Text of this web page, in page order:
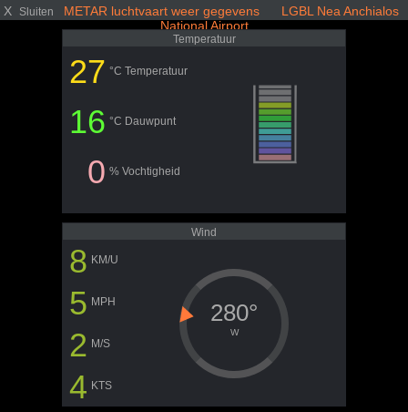
X Sluiten
METAR luchtvaart weer gegevens LGBL Nea Anchialos
National Airport
Temperatuur
27 °C Temperatuur
16 °C Dauwpunt
0 % Vochtigheid
Wind
8 KM/U
5 MPH
2 M/S
4 KTS
280°
W